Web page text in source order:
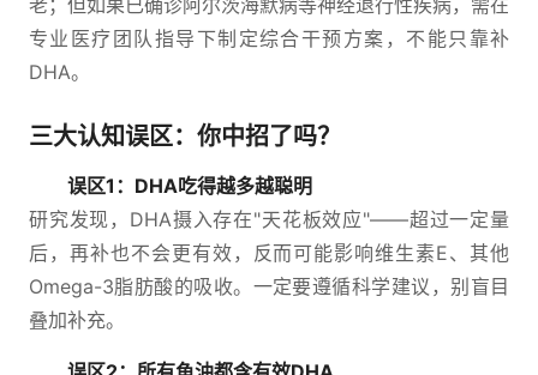
老；但如果已确诊阿尔茨海默病等神经退行性疾病，需在
专业医疗团队指导下制定综合干预方案，不能只靠补
DHA。
三大认知误区：你中招了吗？
误区1：DHA吃得越多越聪明
研究发现，DHA摄入存在"天花板效应"——超过一定量
后，再补也不会更有效，反而可能影响维生素E、其他
Omega-3脂肪酸的吸收。一定要遵循科学建议，别盲目
叠加补充。